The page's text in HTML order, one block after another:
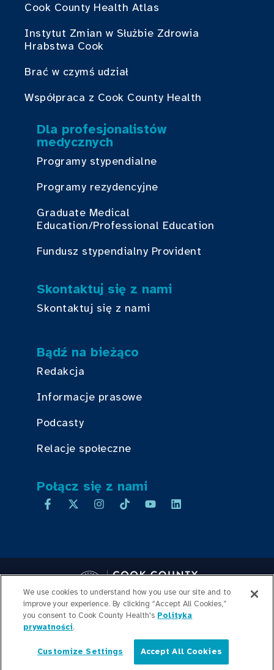
Cook County Health Atlas
Instytut Zmian w Służbie Zdrowia
Hrabstwa Cook
Brać w czymś udział
Współpraca z Cook County Health
Dla profesjonalistów
medycznych
Programy stypendialne
Programy rezydencyjne
Graduate Medical
Education/Professional Education
Fundusz stypendialny Provident
Skontaktuj się z nami
Skontaktuj się z nami
Bądź na bieżąco
Redakcja
Informacje prasowe
Podcasty
Relacje społeczne
Połącz się z nami
Copyright © 2026 Cook County Health. All Rights Reserved.
LOGOWANIE PRACOWNIKA
PRZEJRZYSTOŚĆ
CEN
MAPA WITRYNY Polski
We use cookies to understand how you use our site and to
improve your experience. By clicking “Accept All Cookies,”
you consent to Cook County Health's Polityka
prywatności.
Customize Settings Accept All Cookies